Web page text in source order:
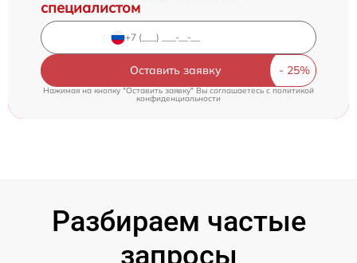
специалистом
Оставить заявку
Нажимая на кнопку "Оставить заявку" Вы соглашаетесь cполитикой
конфиденциальности
Разбираем частые
запросы